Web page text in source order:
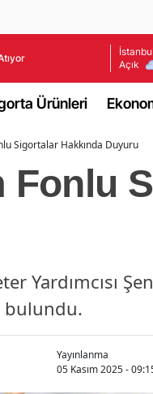
İstanbul
Açık
Ağrı
Ürünleri
Sigortalar Hakkında Duyuru
Fonlu
Yardımcısı
bulundu.
Yayınlanma
05 Kasım 2025 -